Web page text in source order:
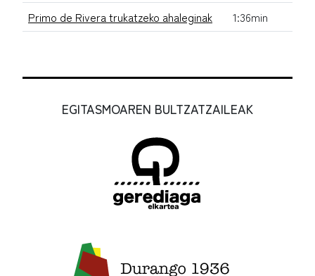
Primo de Rivera trukatzeko ahaleginak 1:36min
EGITASMOAREN BULTZATZAILEAK